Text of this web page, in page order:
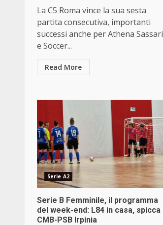
La C5 Roma vince la sua sesta
partita consecutiva, importanti
successi anche per Athena Sassari
e Soccer...
Read More
Serie A2
Serie B Femminile, il programma
del week-end: L84 in casa, spicca
CMB-PSB Irpinia